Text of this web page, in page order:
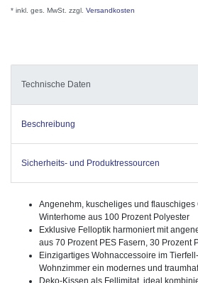
* inkl. ges. MwSt. zzgl. Versandkosten
Technische Daten
Beschreibung
Sicherheits- und Produktressourcen
Angenehm, kuscheliges und
Winterhome aus 100 Prozent Polyester
Exklusive Felloptik harmoniert mit
aus 70 Prozent PES Fasern, 30 Prozent
Einzigartiges Wohnaccessoire im
Wohnzimmer ein modernes und